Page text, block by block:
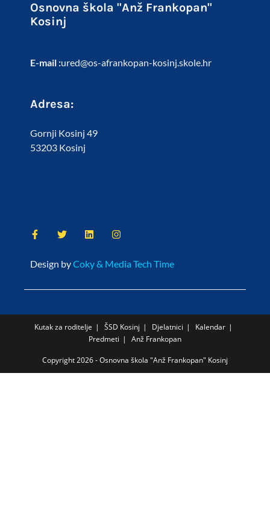
Osnovna škola "Anž Frankopan"
Kosinj
E-mail :ured@os-afrankopan-kosinj.skole.hr
Adresa:
Gornji Kosinj 49
53203 Kosinj
Design byCoky & Media Tech Time
Kutak za roditelje ŠSD Kosinj Djelatnici
Kalendar
Predmeti
Anž Frankopan
Copyright 2026 - Osnovna škola "Anž Frankopan" Kosinj